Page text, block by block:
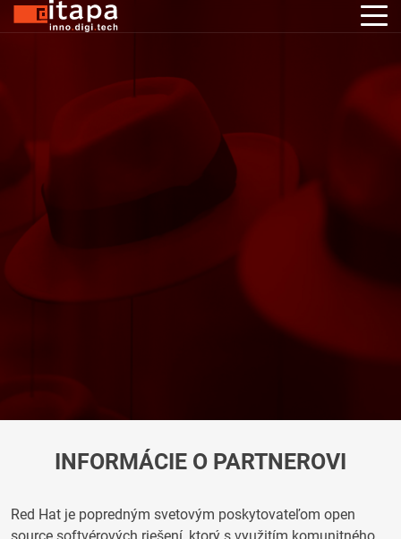
INFORMÁCIE O PARTNEROVI
Red Hat je popredným svetovým poskytovateľom open